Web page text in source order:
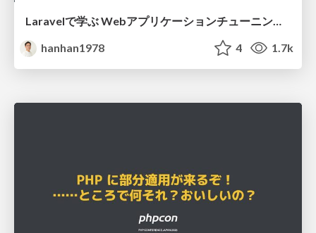
Laravelで学ぶ Webアプリケーションチューニング入門/web_application_tuning_101
hanhan1978
4 1.7k